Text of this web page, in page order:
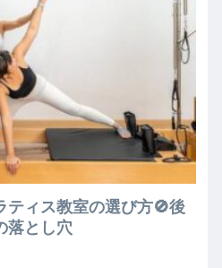
ティス教室の選び方🚫後
落とし穴